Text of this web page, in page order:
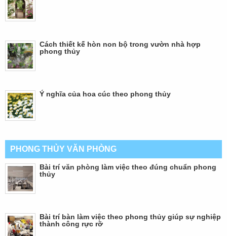
Cách thiết kế hòn non bộ trong vườn nhà hợp
phong thủy
Ý nghĩa của hoa cúc theo phong thủy
PHONG THỦY VĂN PHÒNG
Bài trí văn phòng làm việc theo đúng chuẩn phong
thủy
Bài trí bàn làm việc theo phong thủy giúp sự nghiệp
thành công rực rỡ